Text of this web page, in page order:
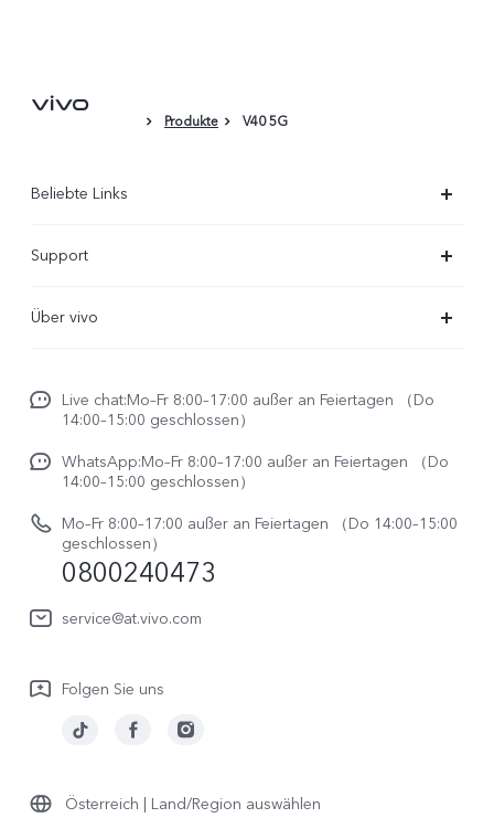
Produkte V40 5G
Beliebte Links
X300
V70 FE
vivo Buds Air3
Support
Funtouch OS
IMEI-Authentifizierung
System Verbesserung
Reparaturerfassung
Benutzerhandbuch
Log aktualisieren
LUTs für Log-Wiederherstellung
Über vivo
Impressum
Rechtliche Hinweise
vivo Datenschutzcenter
Live chat:Mo–Fr 8:00–17:00 außer an Feiertagen （Do
14:00–15:00 geschlossen）
WhatsApp:Mo–Fr 8:00–17:00 außer an Feiertagen （Do
14:00–15:00 geschlossen）
Mo–Fr 8:00–17:00 außer an Feiertagen （Do 14:00–15:00
geschlossen）
0800240473
service@at.vivo.com
Folgen Sie uns
Österreich | Land/Region auswählen